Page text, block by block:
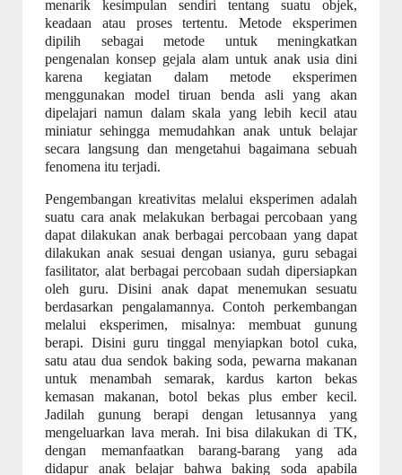
menarik kesimpulan sendiri tentang suatu objek,
keadaan atau proses tertentu. Metode eksperimen
dipilih sebagai metode untuk meningkatkan
pengenalan konsep gejala alam untuk anak usia dini
karena kegiatan dalam metode eksperimen
menggunakan model tiruan benda asli yang akan
dipelajari namun dalam skala yang lebih kecil atau
miniatur sehingga memudahkan anak untuk belajar
secara langsung dan mengetahui bagaimana sebuah
fenomena itu terjadi.
Pengembangan kreativitas melalui eksperimen adalah
suatu cara anak melakukan berbagai percobaan yang
dapat dilakukan anak berbagai percobaan yang dapat
dilakukan anak sesuai dengan usianya, guru sebagai
fasilitator, alat berbagai percobaan sudah dipersiapkan
oleh guru. Disini anak dapat menemukan sesuatu
berdasarkan pengalamannya. Contoh perkembangan
melalui eksperimen, misalnya: membuat gunung
berapi. Disini guru tinggal menyiapkan botol cuka,
satu atau dua sendok baking soda, pewarna makanan
untuk menambah semarak, kardus karton bekas
kemasan makanan, botol bekas plus ember kecil.
Jadilah gunung berapi dengan letusannya yang
mengeluarkan lava merah. Ini bisa dilakukan di TK,
dengan memanfaatkan barang-barang yang ada
didapur anak belajar bahwa baking soda apabila